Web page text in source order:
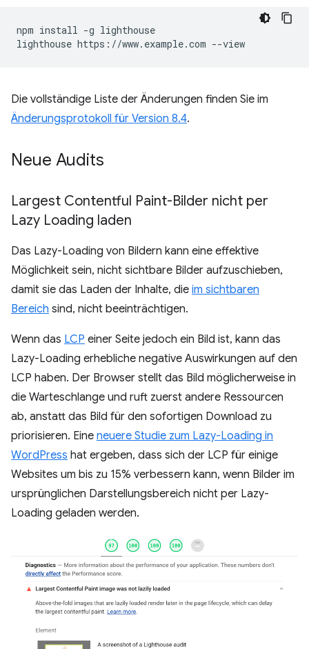
npm install -g lighthouse
Die vollständige Liste der Änderungen finden Sie im
Änderungsprotokoll für Version 8.4.
Neue Audits
Largest Contentful Paint-Bilder nicht per
Lazy Loading laden
Das Lazy-Loading von Bildern kann eine effektive
Möglichkeit sein, nicht sichtbare Bilder aufzuschieben,
damit sie das Laden der Inhalte, die im sichtbaren
Bereich sind, nicht beeinträchtigen.
Wenn das LCP einer Seite jedoch ein Bild ist, kann das
Lazy-Loading erhebliche negative Auswirkungen auf den
LCP haben. Der Browser stellt das Bild möglicherweise in
die Warteschlange und ruft zuerst andere Ressourcen
ab, anstatt das Bild für den sofortigen Download zu
priorisieren. Eine neuere Studie zum Lazy-Loading in
WordPress hat ergeben, dass sich der LCP für einige
Websites um bis zu 15% verbessern kann, wenn Bilder im
ursprünglichen Darstellungsbereich nicht per Lazy-
Loading geladen werden.